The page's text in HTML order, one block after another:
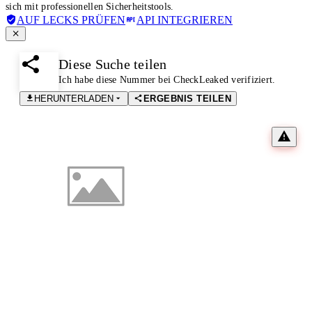
sich mit professionellen Sicherheitstools.
AUF LECKS PRÜFEN API INTEGRIEREN
Diese Suche teilen
Ich habe diese Nummer bei CheckLeaked verifiziert.
HERUNTERLADEN
ERGEBNIS TEILEN